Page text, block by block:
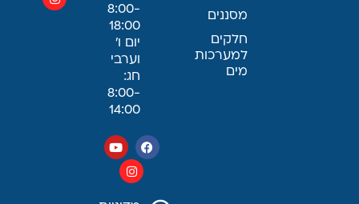
מסננים
חלקים
למערכות
מים
8:00-
18:00
יום ו׳
וערבי
חג:
8:00-
14:00